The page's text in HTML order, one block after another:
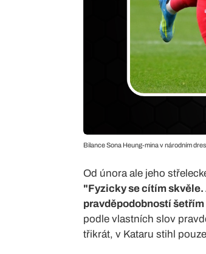
Bilance Sona Heung-mina v národním
Od února ale jeho
"Fyzicky se cítím skvěle.
pravděpodobností
podle vlastních slov
třikrát, v Kataru stihl